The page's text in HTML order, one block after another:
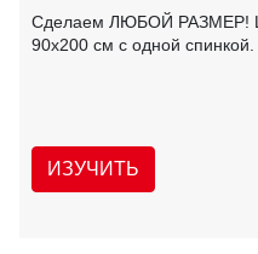
Сделаем ЛЮБОЙ РАЗМЕР!
90х200 см с одной спинкой.
ИЗУЧИТЬ